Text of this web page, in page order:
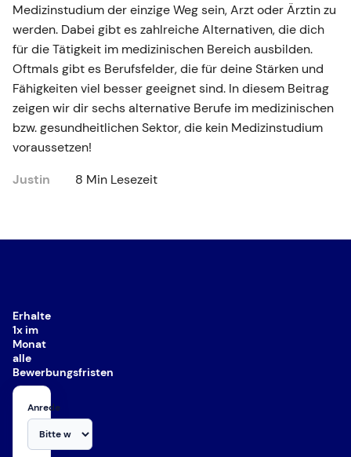
Medizinstudium der einzige Weg sein, Arzt oder Ärztin zu
werden. Dabei gibt es zahlreiche Alternativen, die dich
für die Tätigkeit im medizinischen Bereich ausbilden.
Oftmals gibt es Berufsfelder, die für deine Stärken und
Fähigkeiten viel besser geeignet sind. In diesem Beitrag
zeigen wir dir sechs alternative Berufe im medizinischen
bzw. gesundheitlichen Sektor, die kein Medizinstudium
voraussetzen!
Justin
8 Min Lesezeit
Erhalte
1x im
Monat
alle
Bewerbungsfristen
Anrede